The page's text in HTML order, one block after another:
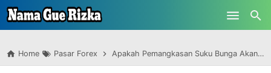
-->
Skip to main content
Home Pasar Forex Apakah Pemangkasan Suku Bunga Akan Membawa Resesi atau Pemulihan?